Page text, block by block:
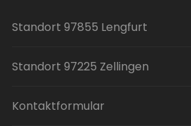
Standort 97855 Lengfurt
Standort 97225 Zellingen
Kontaktformular